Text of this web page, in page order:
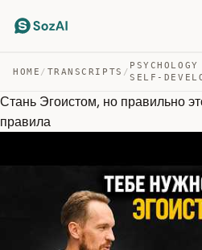
HOME / TRANSCRIPTS /
SELF-
Стань Эгоистом, но правильно
правила